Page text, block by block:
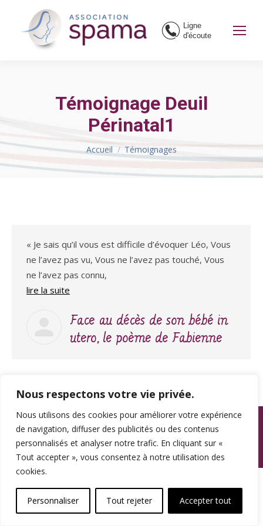
Nous respectons votre vie privée.
Nous utilisons des cookies pour améliorer votre expérience
de navigation, diffuser des publicités ou des contenus
personnalisés et analyser notre trafic. En cliquant sur «
Tout accepter », vous consentez à notre utilisation des
cookies.
Personnaliser Tout rejeter Accepter tout
Ligne
d'écoute
Témoignage Deuil
Périnatal1
Vous êtes ici :
Accueil Témoignages
« Je sais qu’il vous est difficile d’évoquer Léo, Vous
ne l’avez pas vu, Vous ne l’avez pas touché, Vous
ne l’avez pas connu,
lire la suite
Face au décès de son bébé in
utero, le poème de Fabienne
© SPAMA 2014 - 2026. Tous droits réservés.
footer
Une réalisation